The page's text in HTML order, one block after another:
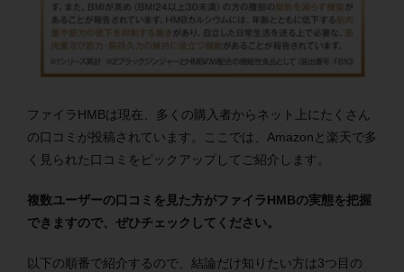
ファイラHMBは現在、多くの購入者からネット上にたくさん
の口コミが投稿されています。ここでは、Amazonと楽天で多
く見られた口コミをピックアップしてご紹介します。
複数ユーザーの口コミを見た方がファイラHMBの実態を把握
できますので、ぜひチェックしてください。
以下の順番で紹介するので、結論だけ知りたい方は3つ目の